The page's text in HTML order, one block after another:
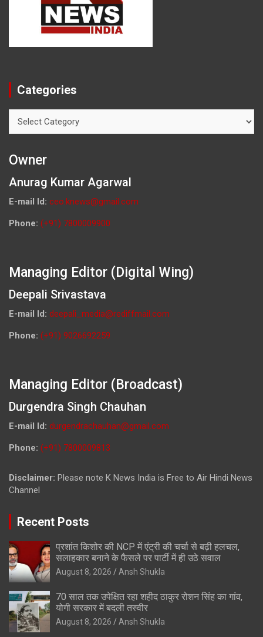
Categories
Owner
Anurag Kumar Agarwal
E-mail Id: ceo.knews@gmail.com
Phone: (+91) 7800009900
Managing Editor (Digital Wing)
Deepali Srivastava
E-mail Id: deepali_media@rediffmail.com
Phone: (+91) 9026692259
Managing Editor (Broadcast)
Durgendra Singh Chauhan
E-mail Id: durgendrachauhan@gmail.com
Phone: (+91) 7800009813
Disclaimer: Please note K News India is Free to Air Hindi News
Channel
Recent Posts
प्रशांत किशोर की NCP में एंट्री की चर्चा से बढ़ी हलचल,
सलाहकार बनाने के फैसले पर पार्टी में ही उठे सवाल
August 8, 2026 Ansh Shukla
70 साल तक उपेक्षित रहा शहीद ठाकुर रोशन सिंह का गांव,
योगी सरकार में बदली तस्वीर
August 8, 2026 Ansh Shukla